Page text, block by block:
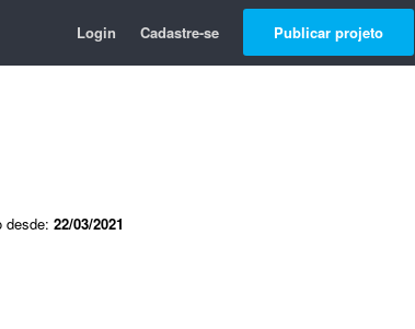
Login Cadastre-se Publicar projeto
desde: 22/03/2021